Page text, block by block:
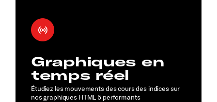
Graphiques en
temps réel
Étudiez les mouvements des cours des indices sur
nos graphiques HTML 5 performants